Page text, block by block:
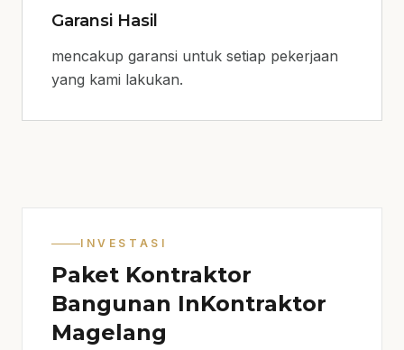
Garansi Hasil
mencakup garansi untuk setiap pekerjaan
yang kami lakukan.
INVESTASI
Paket Kontraktor
Bangunan InKontraktor
Magelang